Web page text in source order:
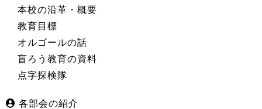
本校の沿革・概要
教育目標
オルゴールの話
盲ろう教育の資料
点字探検隊
各部会の紹介